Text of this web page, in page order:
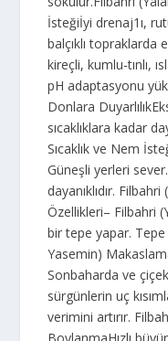
İsteğiİyi drenaj1ı,
balçıklı topraklarda
kireçli, kumlu-tınlı,
pH adaptas­yonu
Donlara
sıcaklıklara kadar
Sıcaklık ve Nem
Güneşli yerleri
dayanıklıdır.
Özellikleri– Filbahri
bir tepe yapar. Tepe
Yasemin)
Sonbaharda ve
sürgünlerin uç
verimini artırır.